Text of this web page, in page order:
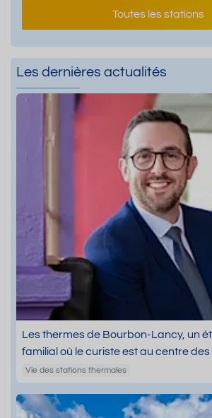
Toutes les stations
Les dernières actualités
Les thermes de Bourbon-Lancy, un
familial où le curiste est au centre
Vie des stations thermales